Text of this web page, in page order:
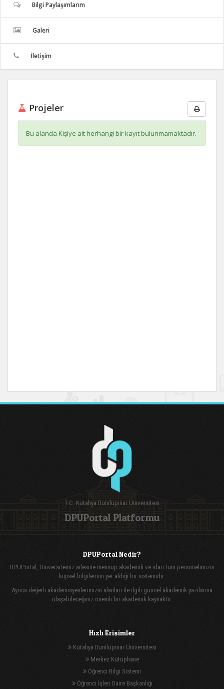
Bilgi Paylaşımlarım
Galeri
İletişim
Projeler
Bu alanda Kişiye ait herhangi bir kayıt bulunmamaktadır.
T.C. Kütahya Dumlupınar Üniversitesi
DPUPortal Platformu
DPUPortal Nedir?
DPUPortal, Üniversitemiz ailesine mensup akademik ve idari tüm personelimizin
kişisel bilgilerinin yer aldığı bir sistemidir.
Ayrıca değerli akademisyenlerimizin alanları ile ilgili güncel akademik yazılarına
ulaşabileceğiniz önemli bir akademik kaynaktır.
Hızlı Erişimler
Kütahya Dumlupınar Üniversitesi
Merkez Kütüphane
Öğrenci Bilgi Sistemi
Öğrenci İşleri Daire Başkanlığı